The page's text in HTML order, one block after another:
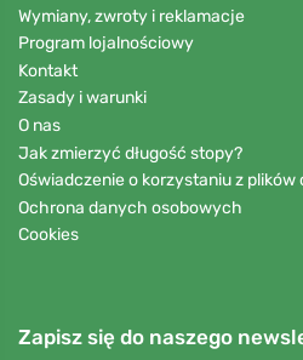
Wymiany, zwroty i reklamacje
Program lojalnościowy
Kontakt
Zasady i warunki
O nas
Jak zmierzyć długość stopy?
Oświadczenie o korzystaniu z plików
Ochrona danych osobowych
Cookies
Zapisz się do naszego